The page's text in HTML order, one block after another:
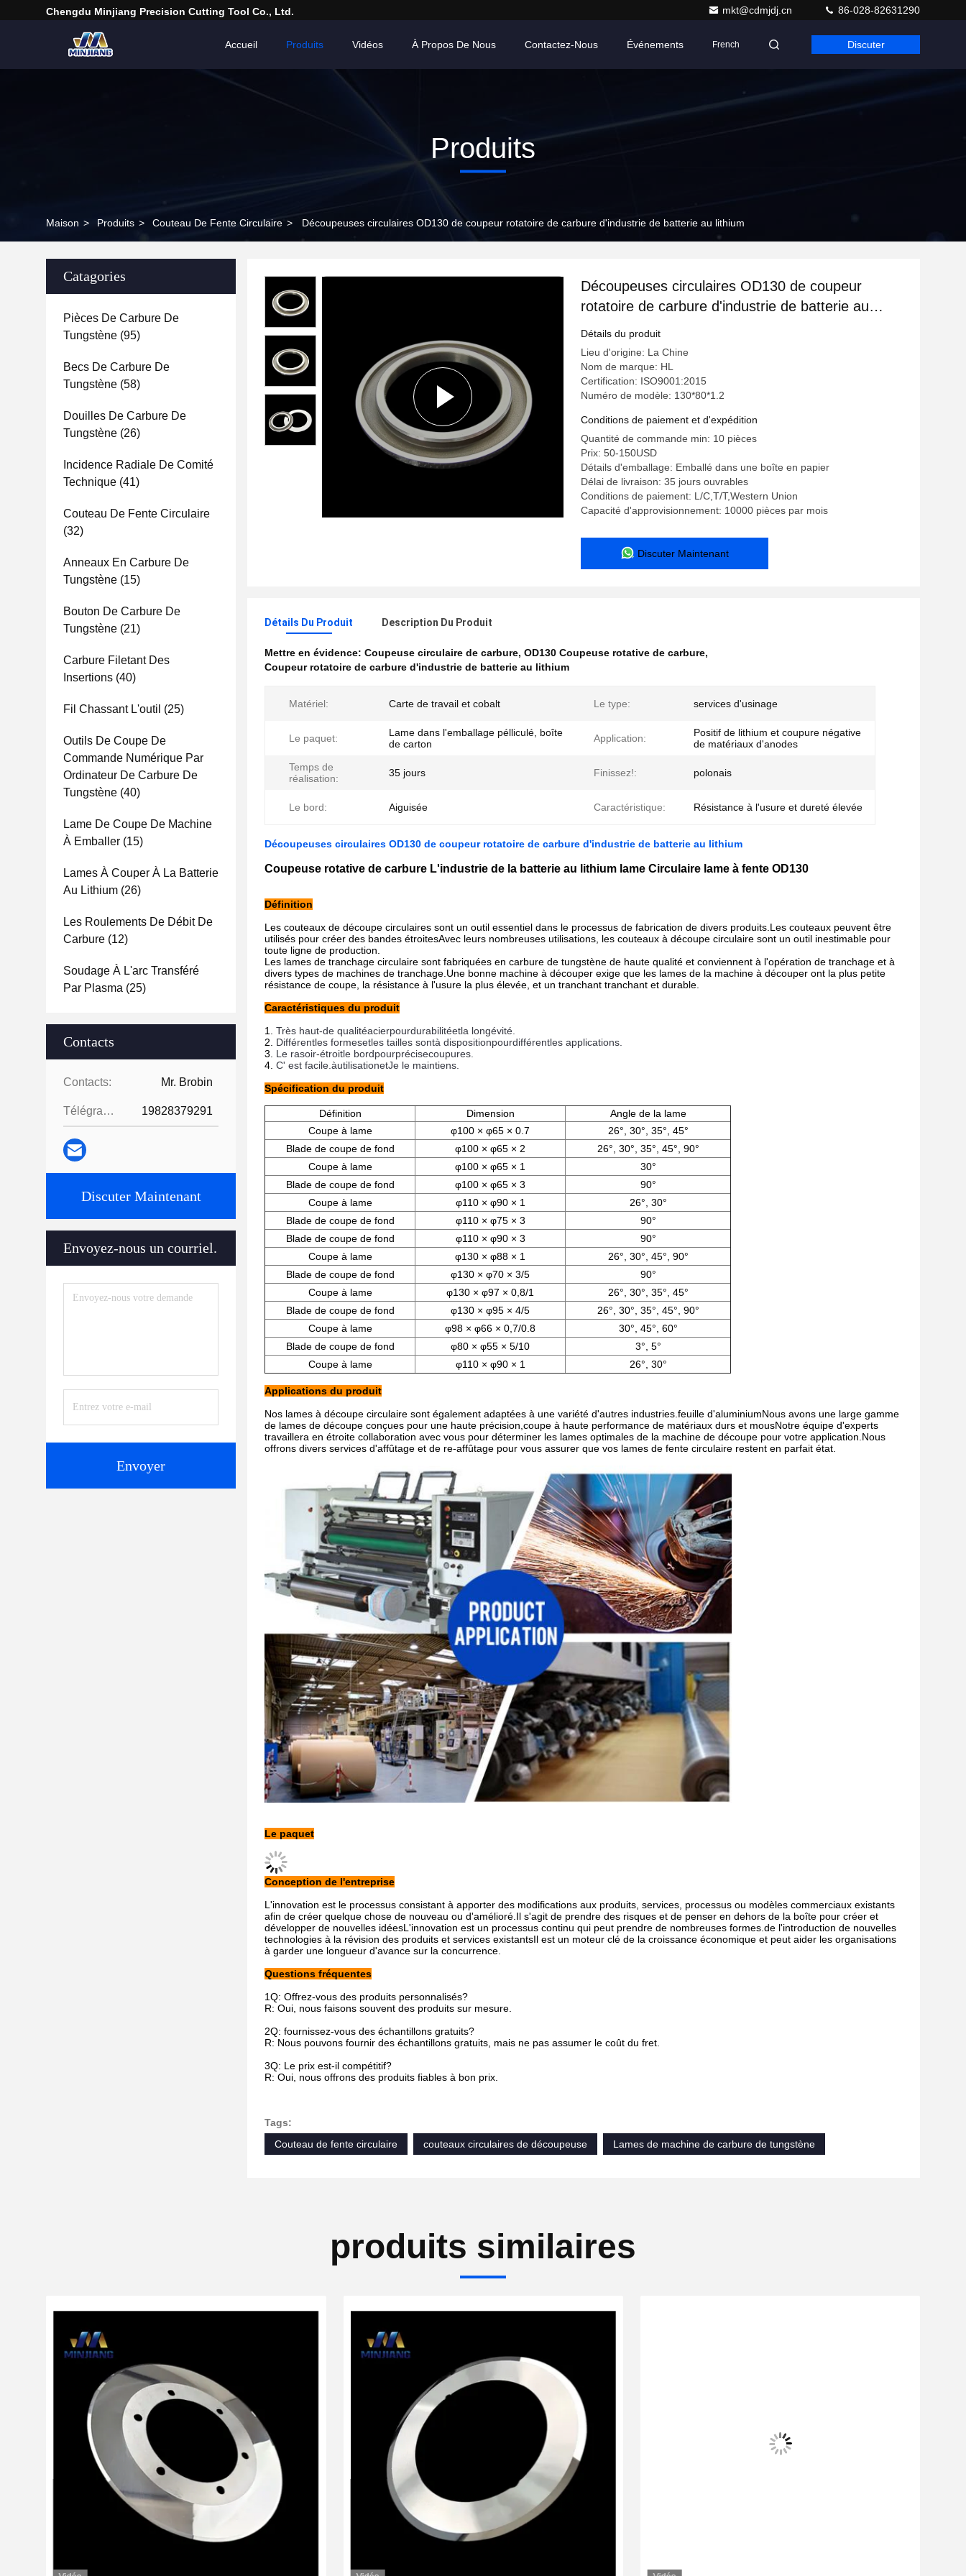
Chengdu Minjiang Precision Cutting Tool Co., Ltd. mkt@cdmjdj.cn 86-028-82631290
Accueil Produits Vidéos À Propos De Nous Contactez-Nous Événements French Discuter
Produits
Maison > Produits > Couteau De Fente Circulaire > Découpeuses circulaires OD130 de coupeur rotatoire de carbure d'industrie de batterie au lithium
Catagories
Pièces De Carbure De
Tungstène (95)
Becs De Carbure De
Tungstène (58)
Douilles De Carbure De
Tungstène (26)
Incidence Radiale De Comité
Technique (41)
Couteau De Fente Circulaire
(32)
Anneaux En Carbure De
Tungstène (15)
Bouton De Carbure De
Tungstène (21)
Carbure Filetant Des
Insertions (40)
Fil Chassant L'outil (25)
Outils De Coupe De
Commande Numérique Par
Ordinateur De Carbure De
Tungstène (40)
Lame De Coupe De Machine
À Emballer (15)
Lames À Couper À La Batterie
Au Lithium (26)
Les Roulements De Débit De
Carbure (12)
Soudage À L'arc Transféré
Par Plasma (25)
Contacts
Contacts: Mr. Brobin
Télégramme: 19828379291
Discuter Maintenant
Envoyez-nous un courriel.
Envoyer
Découpeuses circulaires OD130 de coupeur
rotatoire de carbure d'industrie de batterie au
lithium
Détails du produit
Lieu d'origine: La Chine
Nom de marque: HL
Certification: ISO9001:2015
Numéro de modèle: 130*80*1.2
Conditions de paiement et d'expédition
Quantité de commande min: 10 pièces
Prix: 50-150USD
Détails d'emballage: Emballé dans une boîte en papier
Délai de livraison: 35 jours ouvrables
Conditions de paiement: L/C,T/T,Western Union
Capacité d'approvisionnement: 10000 pièces par mois
Discuter Maintenant
Détails Du Produit Description Du Produit
Mettre en évidence: Coupeuse circulaire de carbure, OD130 Coupeuse rotative de carbure,
Coupeur rotatoire de carbure d'industrie de batterie au lithium
Matériel: Carte de travail et cobalt Le type: services d'usinage
Le paquet:
Lame dans l'emballage pélliculé, boîte
de carton
Application:
Positif de lithium et coupure négative
de matériaux d'anodes
Temps de
réalisation:
35 jours Finissez!: polonais
Le bord: Aiguisée Caractéristique: Résistance à l'usure et dureté élevée
Découpeuses circulaires OD130 de coupeur rotatoire de carbure d'industrie de batterie au lithium
Coupeuse rotative de carbure L'industrie de la batterie au lithium lame Circulaire lame à fente OD130
Définition
Les couteaux de découpe circulaires sont un outil essentiel dans le processus de fabrication de divers produits.Les couteaux peuvent être
utilisés pour créer des bandes étroitesAvec leurs nombreuses utilisations, les couteaux à découpe circulaire sont un outil inestimable pour
toute ligne de production.
Les lames de tranchage circulaire sont fabriquées en carbure de tungstène de haute qualité et conviennent à l'opération de tranchage et à
divers types de machines de tranchage.Une bonne machine à découper exige que les lames de la machine à découper ont la plus petite
résistance de coupe, la résistance à l'usure la plus élevée, et un tranchant tranchant et durable.
Caractéristiques du produit
Très haut-de qualitéacierpourdurabilitéetla longévité.
Différentles formesetles tailles sontà dispositionpourdifférentles applications.
Le rasoir-étroitle bordpourprécisecoupures.
C' est facile. àutilisationetJe le maintiens.
Spécification du produit
Définition Dimension
Angle de la lame
Coupe à lame
φ100 × φ65 × 0.7
26°, 30°, 35°, 45°
Blade de coupe de fond
φ100 × φ65 × 2
26°, 30°, 35°, 45°, 90°
Coupe à lame
φ100 × φ65 × 1
30°
Blade de coupe de fond
φ100 × φ65 × 3
90°
Coupe à lame
φ110 × φ90 × 1
26°, 30°
Blade de coupe de fond
φ110 × φ75 × 3
90°
Blade de coupe de fond
φ110 × φ90 × 3
90°
Coupe à lame
φ130 × φ88 × 1
26°, 30°, 45°, 90°
Blade de coupe de fond
φ130 × φ70 × 3/5
90°
Coupe à lame
φ130 × φ97 × 0,8/1
26°, 30°, 35°, 45°
Blade de coupe de fond
φ130 × φ95 × 4/5
26°, 30°, 35°, 45°, 90°
Coupe à lame
φ98 × φ66 × 0,7/0.8
30°, 45°, 60°
Blade de coupe de fond
φ80 × φ55 × 5/10
3°, 5°
Coupe à lame
φ110 × φ90 × 1 26°, 30°
Applications du produit
Nos lames à découpe circulaire sont également adaptées à une variété d'autres industries.feuille d'aluminiumNous avons une large gamme
de lames de découpe conçues pour une haute précision,coupe à haute performance de matériaux durs et mousNotre équipe d'experts
travaillera en étroite collaboration avec vous pour déterminer les lames optimales de la machine de découpe pour votre application.Nous
offrons divers services d'affûtage et de re-affûtage pour vous assurer que vos lames de fente circulaire restent en parfait état.
Le paquet
Conception de l'entreprise
L'innovation est le processus consistant à apporter des modifications aux produits, services, processus ou modèles commerciaux existants
afin de créer quelque chose de nouveau ou d'amélioré.Il s'agit de prendre des risques et de penser en dehors de la boîte pour créer et
développer de nouvelles idéesL'innovation est un processus continu qui peut prendre de nombreuses formes.de l'introduction de nouvelles
technologies à la révision des produits et services existantsIl est un moteur clé de la croissance économique et peut aider les organisations
à garder une longueur d'avance sur la concurrence.
Questions fréquentes
1Q: Offrez-vous des produits personnalisés?
R: Oui, nous faisons souvent des produits sur mesure.
2Q: fournissez-vous des échantillons gratuits?
R: Nous pouvons fournir des échantillons gratuits, mais ne pas assumer le coût du fret.
3Q: Le prix est-il compétitif?
R: Oui, nous offrons des produits fiables à bon prix.
Tags:
Couteau de fente circulaire
couteaux circulaires de découpeuse Lames de machine de carbure de tungstène
produits similaires